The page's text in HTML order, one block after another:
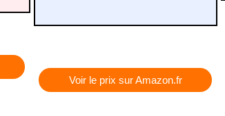
Voir le prix sur Amazon.fr